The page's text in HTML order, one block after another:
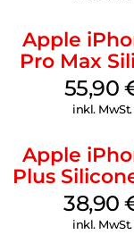
Apple
Pro Max
Case
Stone
55,90
inkl. MwSt.
Apple
Plus
MagSafe
38,90
inkl. MwSt.